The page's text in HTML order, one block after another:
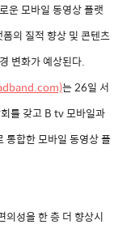
운 모바일 동영상 플랫
의 질적 향상 및 콘텐츠
변화가 예상된다.
는26일 서
를 갖고B tv모바일과
통합한 모바일 동영상 플
의성을 한 층 더 향상시